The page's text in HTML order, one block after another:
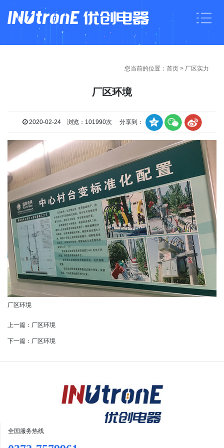
您当前的位置： 首页 > 厂区实力
厂区环境
2020-02-24 浏览：101990次 分享到：
厂区环境
上一篇： 厂区环境
下一篇： 厂区环境
全国服务热线